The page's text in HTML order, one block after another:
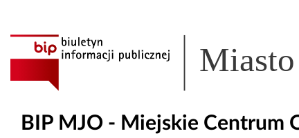
BIP MJO - Miejskie Centrum